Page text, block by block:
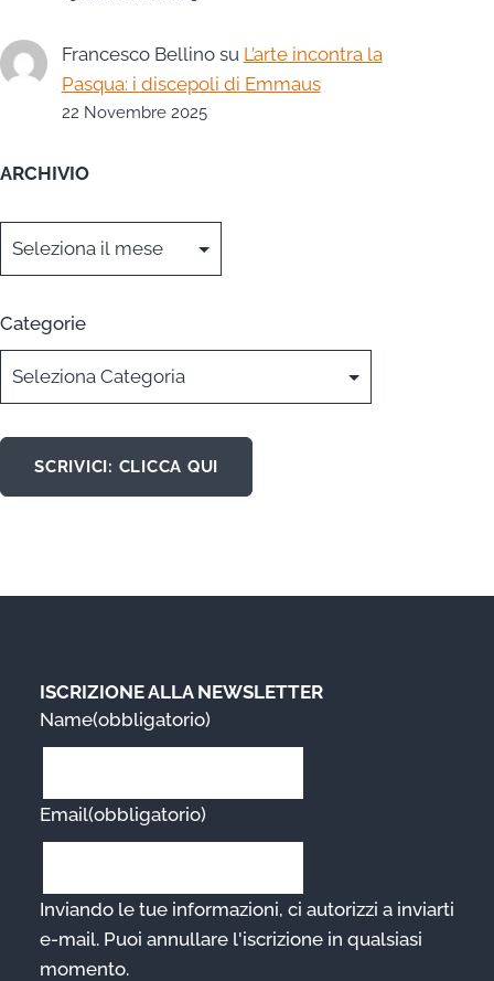
Francesco Bellinosu L’arte incontra la
Pasqua: i discepoli di Emmaus
22 Novembre 2025
ARCHIVIO
Categorie
SCRIVICI: CLICCA QUI
ISCRIZIONE ALLA NEWSLETTER
Name(obbligatorio)
Email(obbligatorio)
Inviando le tue informazioni, ci autorizzi a inviarti
e-mail. Puoi annullare l'iscrizione in qualsiasi
momento.